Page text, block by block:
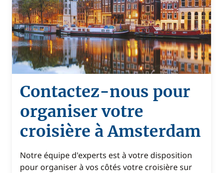
Contactez-nous pour
organiser votre
croisière à Amsterdam
Notre équipe d'experts est à votre disposition
pour organiser à vos côtés votre croisière sur